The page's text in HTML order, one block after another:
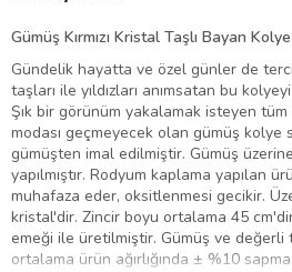
Gümüş Kırmızı Kristal Taşlı Bayan Kolye
Gündelik hayatta ve özel günler de
taşları ile yıldızları anımsatan bu
Şık bir görünüm yakalamak isteyen
modası geçmeyecek olan gümüş kolye
gümüşten imal edilmiştir. Gümüş
yapılmıştır. Rodyum kaplama yapılan
muhafaza eder, oksitlenmesi gecikir.
kristal'dir. Zincir boyu ortalama 45
emeği ile üretilmiştir. Gümüş ve
ortalama ürün ağırlığında ± %10